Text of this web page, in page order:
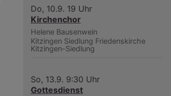
Do, 10.9. 19 Uhr
Kirchenchor
Helene Bausenwein
Kitzingen Siedlung Friedenskirche
Kitzingen-Siedlung
So, 13.9. 9:30 Uhr
Gottesdienst